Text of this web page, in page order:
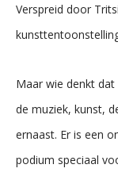
Verspreid door
Maar wie denkt
de muziek, kunst,
ernaast. Er is een
podium speciaal